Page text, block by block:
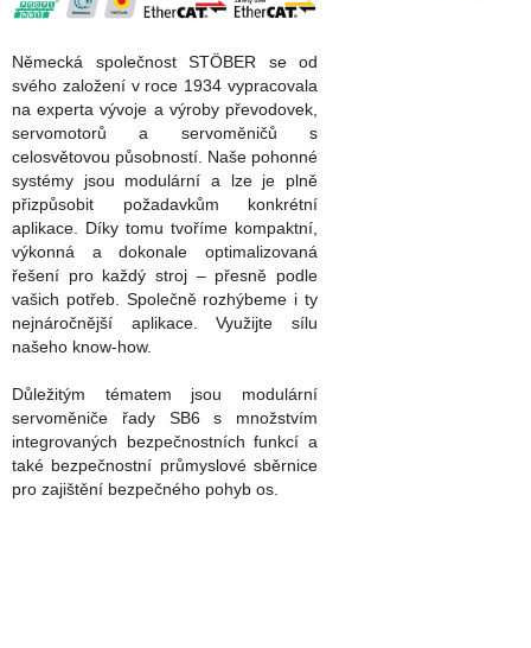
Německá společnost STÖBER se od
svého založení v roce 1934 vypracovala
na experta vývoje a výroby převodovek,
servomotorů a servoměničů s
celosvětovou působností. Naše pohonné
systémy jsou modulární a lze je plně
přizpůsobit požadavkům konkrétní
aplikace. Díky tomu tvoříme kompaktní,
výkonná a dokonale optimalizovaná
řešení pro každý stroj – přesně podle
vašich potřeb. Společně rozhýbeme i ty
nejnáročnější aplikace. Využijte sílu
našeho know-how.
Důležitým tématem jsou modulární
servoměniče řady SB6 s množstvím
integrovaných bezpečnostních funkcí a
také bezpečnostní průmyslové sběrnice
pro zajištění bezpečného pohyb os.